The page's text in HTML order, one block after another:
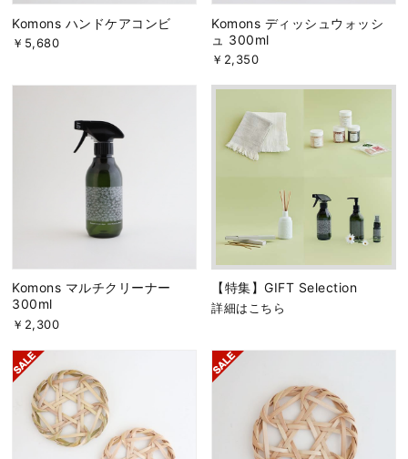
Komons ハンドケアコンビ
￥5,680
Komons ディッシュウォッシ
ュ 300ml
￥2,350
Komons マルチクリーナー
300ml
￥2,300
【特集】GIFT Selection
詳細はこちら